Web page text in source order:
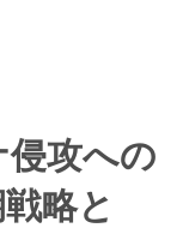
攻への
略と